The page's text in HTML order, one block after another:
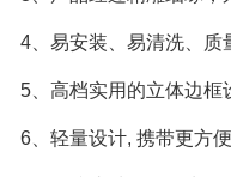
4、易安装、易清洗、质
5、高档实用的立体边框
6、轻量设计, 携带更方便